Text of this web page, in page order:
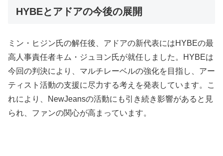
HYBEとアドアの今後の展開
ミン・ヒジン氏の解任後、アドアの新代表にはHYBEの最
高人事責任者キム・ジュヨン氏が就任しました。HYBEは
今回の判決により、マルチレーベルの強化を目指し、アー
ティスト活動の支援に尽力する考えを発表しています。こ
れにより、NewJeansの活動にも引き続き影響があると見
られ、ファンの関心が高まっています。